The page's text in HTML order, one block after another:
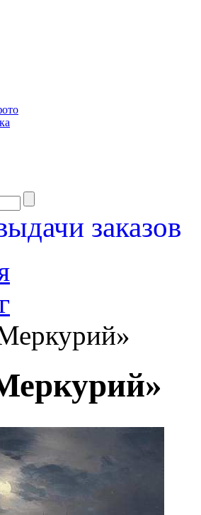
заказов